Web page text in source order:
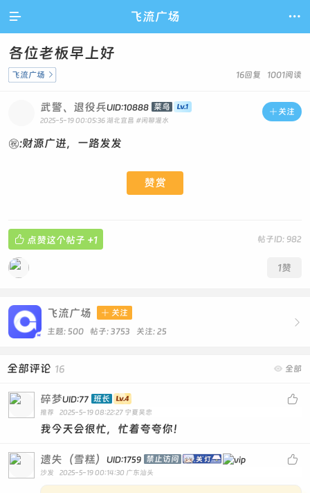
 飞流广场 
各位老板早上好
16回复 1001阅读
飞流广场 
 关注
武警、退役兵UID:10888 菜鸟
2025-5-19 00:05:36 湖北宜昌 #闲聊灌水
㊗:财源广进，一路发发
赞赏
帖子ID: 982
 点赞这个帖子 +1
1赞

飞流广场  关注
主题: 500 帖子: 3753 关注: 25
 全部
全部评论 16

碎梦UID:77 班长
推荐 2025-5-19 08:22:27 宁夏吴忠
我今天会很忙，忙着夸夸你！

遗失（雪糕） UID:1759 禁止访问
沙发 2025-5-19 00:14:30 广东汕头